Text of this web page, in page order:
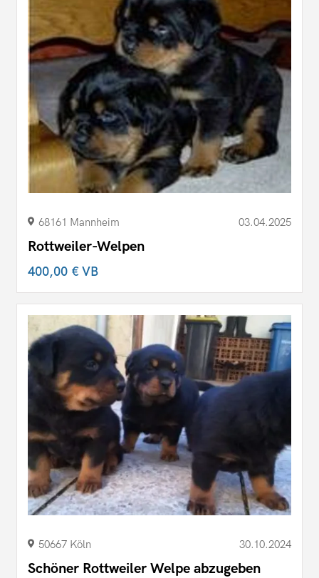
68161 Mannheim 03.04.2025
Rottweiler-Welpen
400,00 €VB
50667 Köln 30.10.2024
Schöner Rottweiler Welpe abzugeben